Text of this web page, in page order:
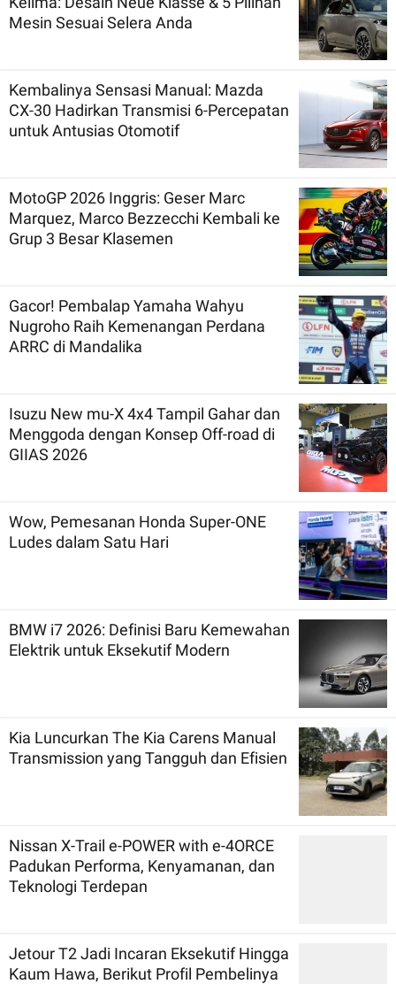
Mesin Sesuai Selera Anda
Kembalinya Sensasi Manual: Mazda
CX-30 Hadirkan Transmisi 6-Percepatan
untuk Antusias Otomotif
MotoGP 2026 Inggris: Geser Marc
Marquez, Marco Bezzecchi Kembali ke
Grup 3 Besar Klasemen
Gacor! Pembalap Yamaha Wahyu
Nugroho Raih Kemenangan Perdana
ARRC di Mandalika
Isuzu New mu-X 4x4 Tampil Gahar dan
Menggoda dengan Konsep Off-road di
GIIAS 2026
Wow, Pemesanan Honda Super-ONE
Ludes dalam Satu Hari
BMW i7 2026: Definisi Baru Kemewahan
Elektrik untuk Eksekutif Modern
Kia Luncurkan The Kia Carens Manual
Transmission yang Tangguh dan Efisien
Nissan X-Trail e-POWER with e-4ORCE
Padukan Performa, Kenyamanan, dan
Teknologi Terdepan
Jetour T2 Jadi Incaran Eksekutif Hingga
Kaum Hawa, Berikut Profil Pembelinya